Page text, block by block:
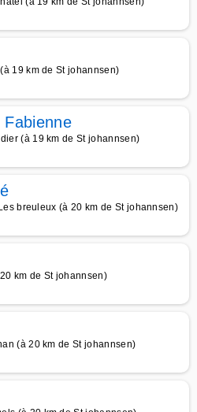
19 km de St johannsen)
(à 19 km de St johannsen)
breuleux (à 20 km de St johannsen)
km de St johannsen)
(à 20 km de St johannsen)